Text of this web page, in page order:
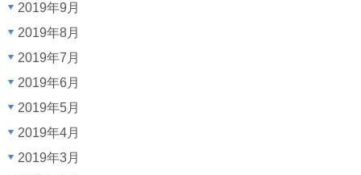
2019年9月
2019年8月
2019年7月
2019年6月
2019年5月
2019年4月
2019年3月